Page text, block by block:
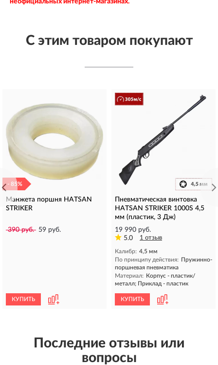
неофициальных интернет-магазинах.
С этим товаром покупают
- 85%
Манжета поршня HATSAN
STRIKER
390 руб. 59 руб.
КУПИТЬ
Пневматическая винтовка
HATSAN STRIKER 1000S 4,5
мм (пластик, 3 Дж)
19 990 руб.
5.0
1 отзыв
Калибр: 4,5 мм
По принципу действия: Пружинно-
поршневая пневматика
Материал: Корпус - пластик/
металл; Приклад - пластик
КУПИТЬ
Последние отзывы или
вопросы